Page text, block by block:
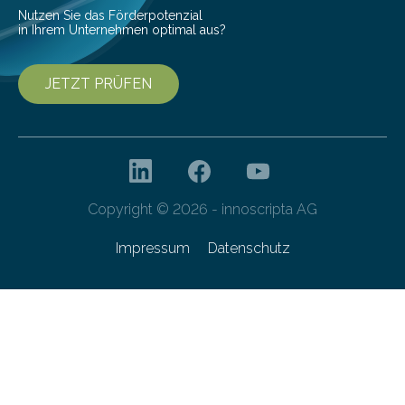
Nutzen Sie das Förderpotenzial
in Ihrem Unternehmen optimal aus?
JETZT PRÜFEN
Copyright © 2026 - innoscripta AG
Impressum Datenschutz